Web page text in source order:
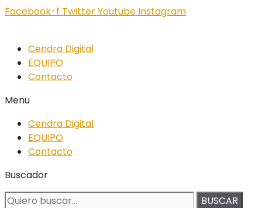
Facebook-f TwitterYoutube Instagram
Cendra Digital
EQUIPO
Contacto
Menu
Cendra Digital
EQUIPO
Contacto
Buscador
BUSCAR